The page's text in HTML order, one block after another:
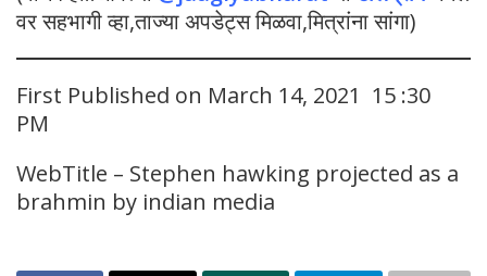
वर सहभागी व्हा,ताज्या अपडेट्स मिळवा,मित्रांना सांगा)
First Published on March 14, 2021 15 :30
PM
WebTitle – Stephen hawking projected as a
brahmin by indian media